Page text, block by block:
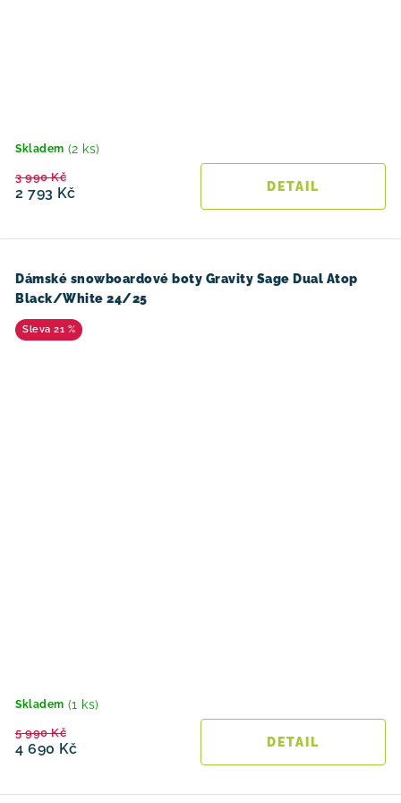
Skladem (2 ks)
2 793 Kč
3 990 Kč
Dámské snowboardové boty Gravity Sage Dual Atop
Black/White 24/25
21 %
Skladem (1 ks)
4 690 Kč
5 990 Kč